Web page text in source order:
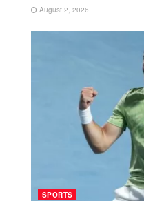
August 2, 2026
SPORTS